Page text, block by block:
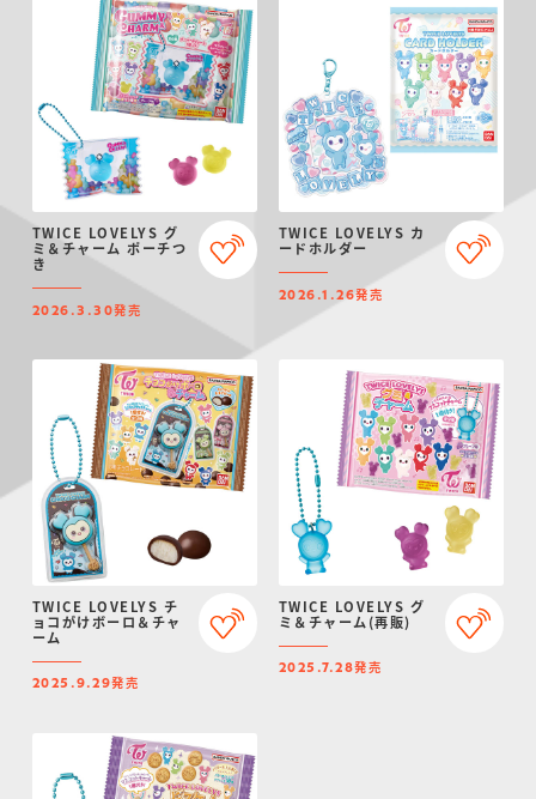
TWICE LOVELYS グ
ミ＆チャーム ポーチつ
き
2026.3.30発売
TWICE LOVELYS カ
ードホルダー
2026.1.26発売
TWICE LOVELYS チ
ョコがけボーロ＆チャ
ーム
2025.9.29発売
TWICE LOVELYS グ
ミ＆チャーム(再販)
2025.7.28発売